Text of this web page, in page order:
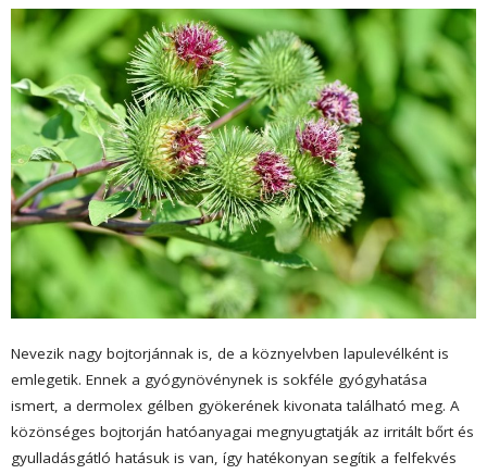
Nevezik nagy bojtorjánnak is, de a köznyelvben lapulevélként is
emlegetik. Ennek a gyógynövénynek is sokféle gyógyhatása
ismert, a dermolex gélben gyökerének kivonata található meg. A
közönséges bojtorján hatóanyagai megnyugtatják az irritált bőrt és
gyulladásgátló hatásuk is van, így hatékonyan segítik a felfekvés